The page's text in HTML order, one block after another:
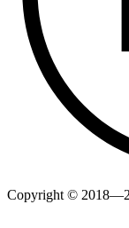
Copyright ©